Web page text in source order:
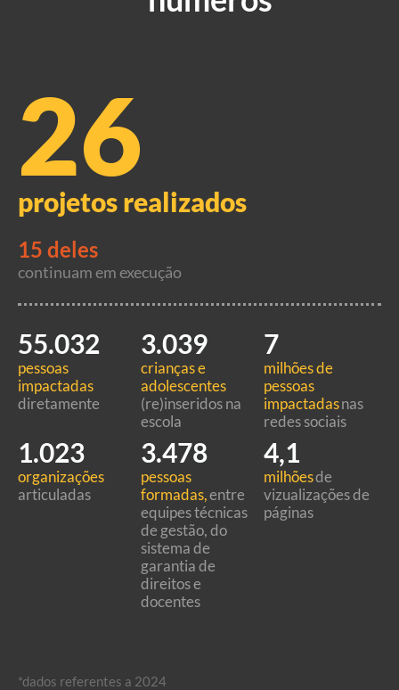
26
projetos realizados
15 deles
continuam em execução
55.032
pessoas
impactadas
diretamente
3.039
crianças e
adolescentes
(re)inseridos na
escola
7
milhões de
pessoas
impactadasnas
redes sociais
1.023
organizações
articuladas
3.478
pessoas
formadas,entre
equipes técnicas
de gestão, do
sistema de
garantia de
direitos e
docentes
4,1
milhõesde
vizualizações de
páginas
*dados referentes a 2024